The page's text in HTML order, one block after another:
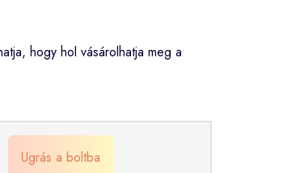
hogy hol vásárolhatja meg a
Ugrás a boltba